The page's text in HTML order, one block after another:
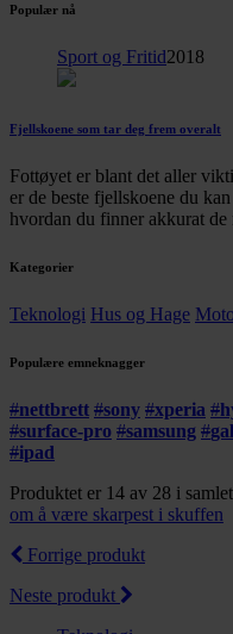
Populær nå
Sport og Fritid2018
Fjellskoene som tar deg frem overalt
Fottøyet er blant det aller
er de beste fjellskoene du
hvordan du finner akkurat
Kategorier
Teknologi Hus og Hage
Populære emneknagger
#nettbrett #sony #xperia #
#surface-pro #samsung #
#ipad
Produktet er 14 av 28 i
om å være skarpest i skuffen
Forrige produkt
Neste produkt